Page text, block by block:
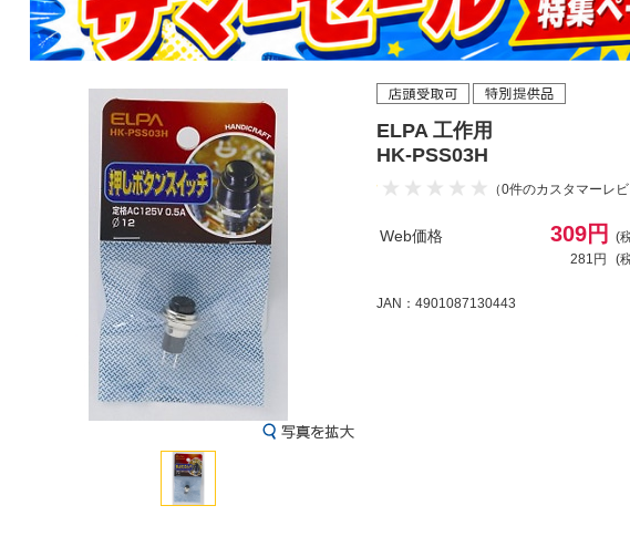
ELPA 工作用
HK-PSS03H
（0件のカスタマーレビ
Web価格 309円
(
281円
(
JAN：4901087130443